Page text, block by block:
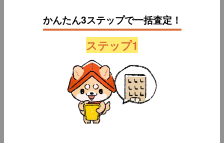
かんたん3ステップで一括査定！
ステップ1